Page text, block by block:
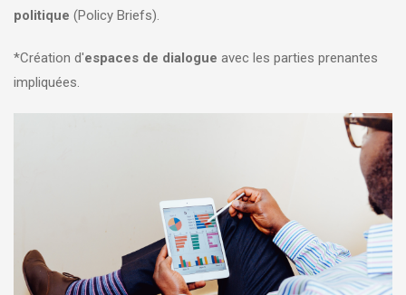
politique (Policy Briefs).
*Création d'espaces de dialogue avec les parties prenantes
impliquées.